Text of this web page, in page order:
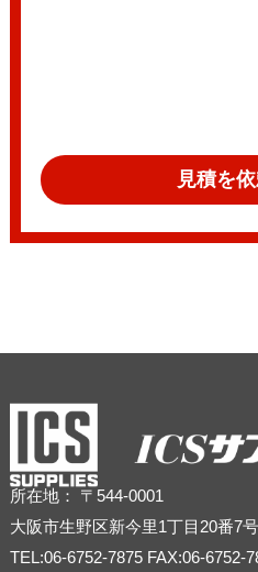
見積を
所在地： 〒544-0001
大阪市生野区新今里1丁目20番7号
TEL:06-6752-7875 FAX:06-6752-